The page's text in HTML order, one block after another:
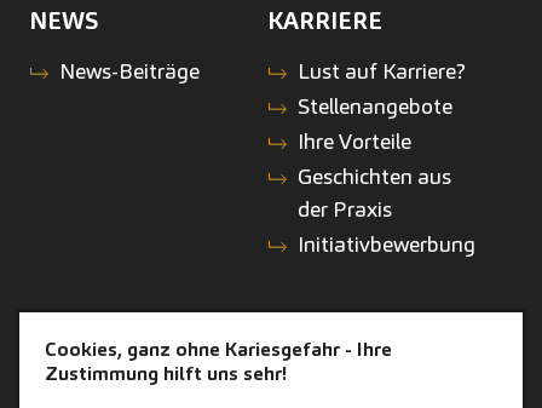
NEWS
News-Beiträge
KARRIERE
Lust auf Karriere?
Stellenangebote
Ihre Vorteile
Geschichten aus
der Praxis
Initiativbewerbung
Kontakt
Cookies, ganz ohne Kariesgefahr - Ihre
Zustimmung hilft uns sehr!